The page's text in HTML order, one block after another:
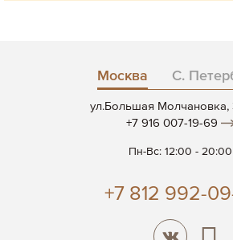
Москва С.
ул.Большая Молчановка,
+7 916 007-19-69
Пн-Вс: 12:00 - 20:00
+7 812 992-